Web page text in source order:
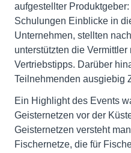
aufgestellter
Schulungen Einblicke in
Unternehmen, stellten
unterstützten die Vermittler
Vertriebstipps. Darüber
Teilnehmenden ausgiebig
Ein Highlight des Events
Geisternetzen vor der
Geisternetzen versteht
Fischernetze, die für